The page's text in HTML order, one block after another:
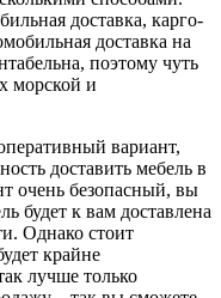
доставка, карго-
доставка на
поэтому чуть
морской и
вариант,
доставить мебель в
очень безопасный, вы
будет к вам доставлена
Однако стоит
крайне
лучше только